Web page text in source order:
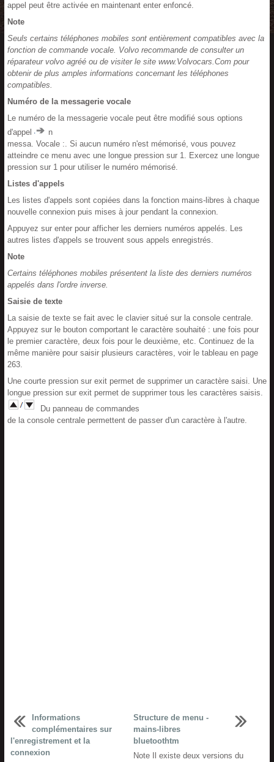
appel peut être activée en maintenant enter enfoncé.
Note
Seuls certains téléphones mobiles sont entièrement compatibles avec la
fonction de commande vocale. Volvo recommande de consulter un
réparateur volvo agréé ou de visiter le site www.Volvocars.Com pour
obtenir de plus amples informations concernant les téléphones
compatibles.
Numéro de la messagerie vocale
Le numéro de la messagerie vocale peut être modifié sous options
d'appel
n
messa. Vocale :. Si aucun numéro n'est mémorisé, vous pouvez
atteindre ce menu avec une longue pression sur 1. Exercez une longue
pression sur 1 pour utiliser le numéro mémorisé.
Listes d'appels
Les listes d'appels sont copiées dans la fonction mains-libres à chaque
nouvelle connexion puis mises à jour pendant la connexion.
Appuyez sur enter pour afficher les derniers numéros appelés. Les
autres listes d'appels se trouvent sous appels enregistrés.
Note
Certains téléphones mobiles présentent la liste des derniers numéros
appelés dans l'ordre inverse.
Saisie de texte
La saisie de texte se fait avec le clavier situé sur la console centrale.
Appuyez sur le bouton comportant le caractère souhaité : une fois pour
le premier caractère, deux fois pour le deuxième, etc. Continuez de la
même manière pour saisir plusieurs caractères, voir le tableau en page
263.
Une courte pression sur exit permet de supprimer un caractère saisi. Une
longue pression sur exit permet de supprimer tous les caractères saisis.
Du panneau de commandes
de la console centrale permettent de passer d'un caractère à l'autre.
Informations
complémentaires sur
l'enregistrement et la
connexion
Structure de menu -
mains-libres
bluetoothtm
Note Il existe deux versions du